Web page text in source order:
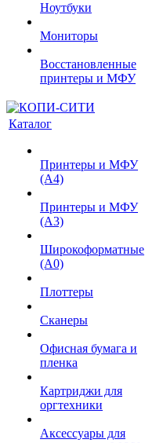
Ноутбуки
Мониторы
Восстановленные
принтеры и МФУ
Каталог
Принтеры и МФУ
(А4)
Принтеры и МФУ
(А3)
Широкоформатные
(А0)
Плоттеры
Сканеры
Офисная бумага и
пленка
Картриджи для
оргтехники
Аксессуары для